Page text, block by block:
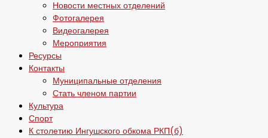
Новости местных отделений
Фотогалерея
Видеогалерея
Мероприятия
Ресурсы
Контакты
Муниципальные отделения
Стать членом партии
Культура
Спорт
К столетию Ингушского обкома РКП(б)